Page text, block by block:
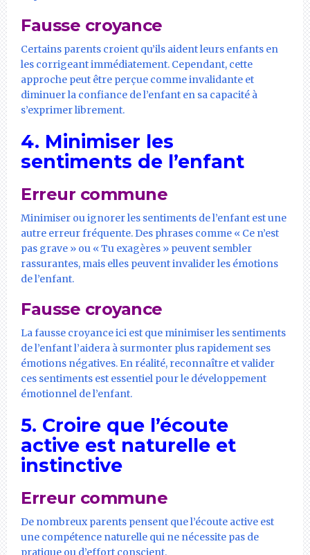
Fausse croyance
Certains parents croient qu’ils aident leurs enfants en
les corrigeant immédiatement. Cependant, cette
approche peut être perçue comme invalidante et
diminuer la confiance de l’enfant en sa capacité à
s’exprimer librement.
4. Minimiser les
sentiments de l’enfant
Erreur commune
Minimiser ou ignorer les sentiments de l’enfant est une
autre erreur fréquente. Des phrases comme « Ce n’est
pas grave » ou « Tu exagères » peuvent sembler
rassurantes, mais elles peuvent invalider les émotions
de l’enfant.
Fausse croyance
La fausse croyance ici est que minimiser les sentiments
de l’enfant l’aidera à surmonter plus rapidement ses
émotions négatives. En réalité, reconnaître et valider
ces sentiments est essentiel pour le développement
émotionnel de l’enfant.
5. Croire que l’écoute
active est naturelle et
instinctive
Erreur commune
De nombreux parents pensent que l’écoute active est
une compétence naturelle qui ne nécessite pas de
pratique ou d’effort conscient.